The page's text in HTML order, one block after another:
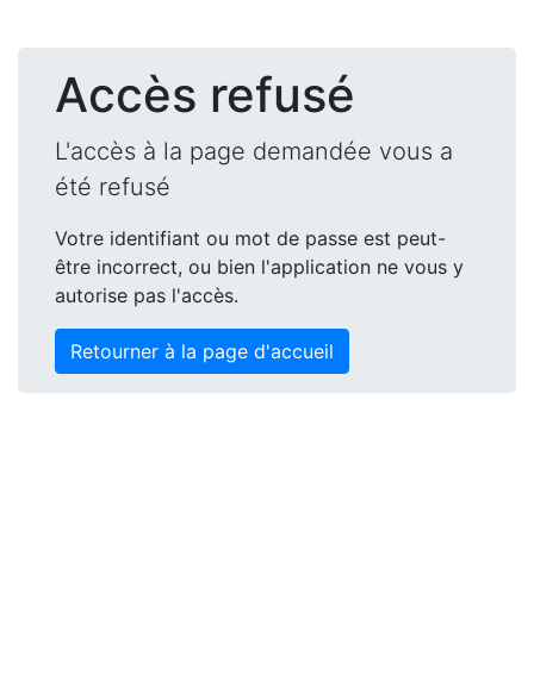
Accès refusé
L'accès à la page demandée vous a
été refusé
Votre identifiant ou mot de passe est peut-
être incorrect, ou bien l'application ne vous y
autorise pas l'accès.
Retourner à la page d'accueil